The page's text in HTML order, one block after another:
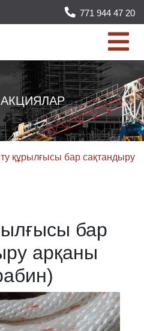
771 944 47 20
құрылғысы бар сақтандыру
бар
арқаны